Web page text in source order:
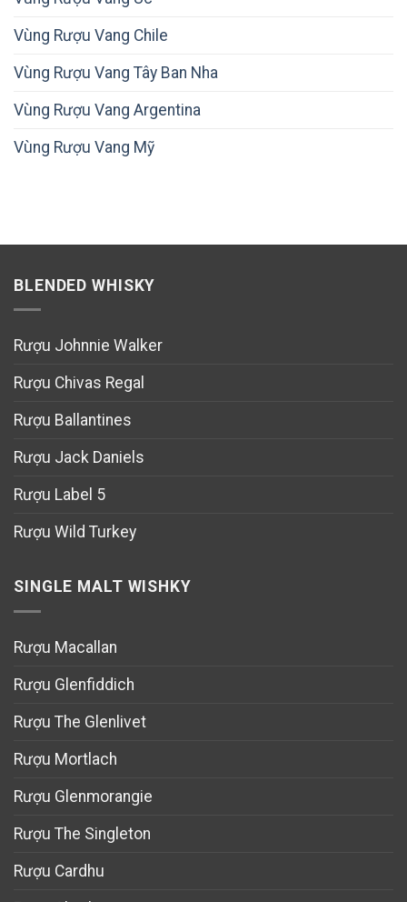
Vùng Rượu Vang Chile
Vùng Rượu Vang Tây Ban Nha
Vùng Rượu Vang Argentina
Vùng Rượu Vang Mỹ
BLENDED WHISKY
Rượu Johnnie Walker
Rượu Chivas Regal
Rượu Ballantines
Rượu Jack Daniels
Rượu Label 5
Rượu Wild Turkey
SINGLE MALT WISHKY
Rượu Macallan
Rượu Glenfiddich
Rượu The Glenlivet
Rượu Mortlach
Rượu Glenmorangie
Rượu The Singleton
Rượu Cardhu